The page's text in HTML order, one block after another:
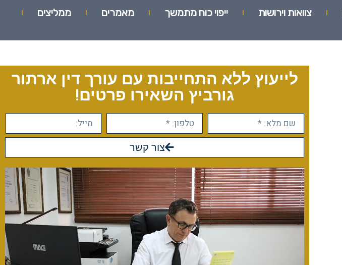
צוואות וירושות ייפוי כוח מתמשך מאמרים
ממליצים
לייעוץ ללא התחייבות עם עורך דין ארתור
גורביץ השאירו פרטים!
צור קשר